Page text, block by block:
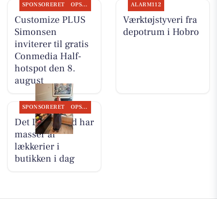
SPONSORERET OPSLAGSTAVLEN
Customize PLUS
Simonsen
inviterer til gratis
Conmedia Half-
hotspot den 8.
august
ALARM112
Værktøjstyveri fra
depotrum i Hobro
SPONSORERET OPSLAGSTAVLEN
Det Lune Brød har
masser af
lækkerier i
butikken i dag